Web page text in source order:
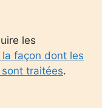
les
la façon dont les
traitées.